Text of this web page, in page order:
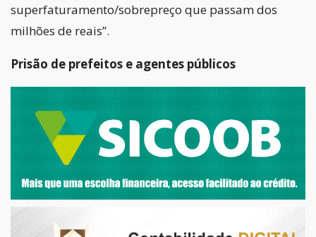
superfaturamento/sobrepreço que passam dos
milhões de reais”.
Prisão de prefeitos e agentes públicos